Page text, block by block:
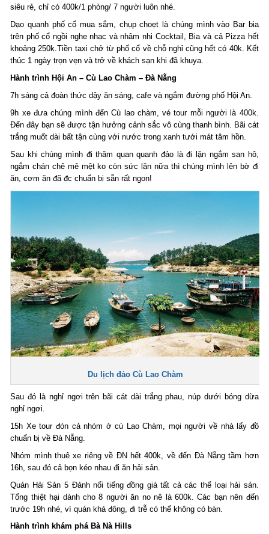
siêu rẻ, chỉ có 400k/1 phòng/ 7 người luôn nhé.
Dạo quanh phố cổ mua sắm, chụp choẹt là chúng mình vào Bar bia
trên phố cổ ngồi nghe nhạc và nhâm nhi Cocktail, Bia và cả Pizza hết
khoảng 250k.Tiền taxi chở từ phố cổ về chỗ nghỉ cũng hết có 40k. Kết
thúc 1 ngày trọn vẹn và trở về khách sạn khi đã khuya.
Hành trình Hội An – Cù Lao Chàm – Đà Nẵng
7h sáng cả đoàn thức dậy ăn sáng, cafe và ngắm đường phố Hội An.
9h xe đưa chúng mình đến Cù lao chàm, vé tour mỗi người là 400k.
Đến đây bạn sẽ được tận hưởng cảnh sắc vô cùng thanh bình. Bãi cát
trắng muốt dài bất tận cùng với nước trong xanh tưới mát tâm hồn.
Sau khi chúng mình đi thăm quan quanh đảo là đi lặn ngắm san hô,
ngắm chán chê mê mệt ko còn sức lặn nữa thì chúng mình lên bờ đi
ăn, cơm ăn đã đc chuẩn bị sẵn rất ngon!
Du lịch đảo Cù Lao Chàm
Sau đó là nghỉ ngơi trên bãi cát dài trắng phau, núp dưới bóng dừa
nghỉ ngơi.
15h Xe tour đón cả nhóm ở cù Lao Chàm, mọi người về nhà lấy đồ
chuẩn bị về Đà Nẵng.
Nhóm mình thuê xe riêng về ĐN hết 400k, về đến Đà Nẵng tầm hơn
16h, sau đó cả bọn kéo nhau đi ăn hải sản.
Quán Hải Sản 5 Đảnh nổi tiếng đồng giá tất cả các thể loại hải sản.
Tổng thiệt hại dành cho 8 người ăn no nê là 600k. Các bạn nên đến
trước 19h nhé, vì quán khá đông, đi trễ có thể không có bàn.
Hành trình khám phá Bà Nà Hills